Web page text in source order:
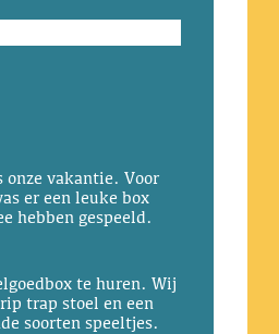
onze vakantie. Voor
er een leuke box
hebben gespeeld.
te huren. Wij
trap stoel en een
soorten speeltjes.